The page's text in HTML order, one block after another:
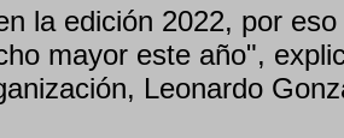
la edición 2022, por
mayor este año",
Leonardo